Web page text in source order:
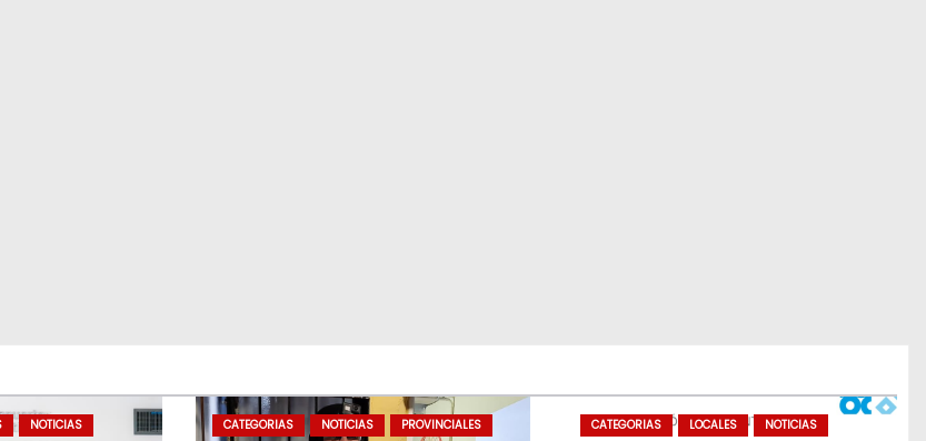
NOTICIAS CATEGORIAS NOTICIAS PROVINCIALES CATEGORIAS LOCALES NOTICIAS